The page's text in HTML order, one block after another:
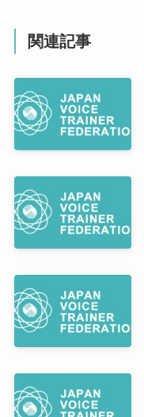
関連記事